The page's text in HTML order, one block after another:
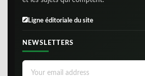
Ligne éditoriale du site
NEWSLETTERS